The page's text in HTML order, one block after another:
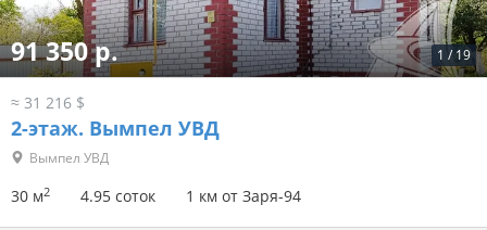
1 / 19
91 350 р.
≈ 31 216 $
2-этаж. Вымпел УВД
Вымпел УВД
30 м2 4.95 соток 1 км от Заря-94